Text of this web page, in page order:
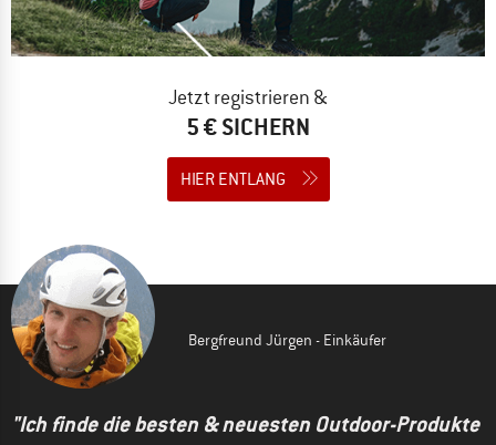
Jetzt registrieren &
5 € SICHERN
HIER ENTLANG
Bergfreund Jürgen - Einkäufer
"Ich finde die besten & neuesten Outdoor-Produkte